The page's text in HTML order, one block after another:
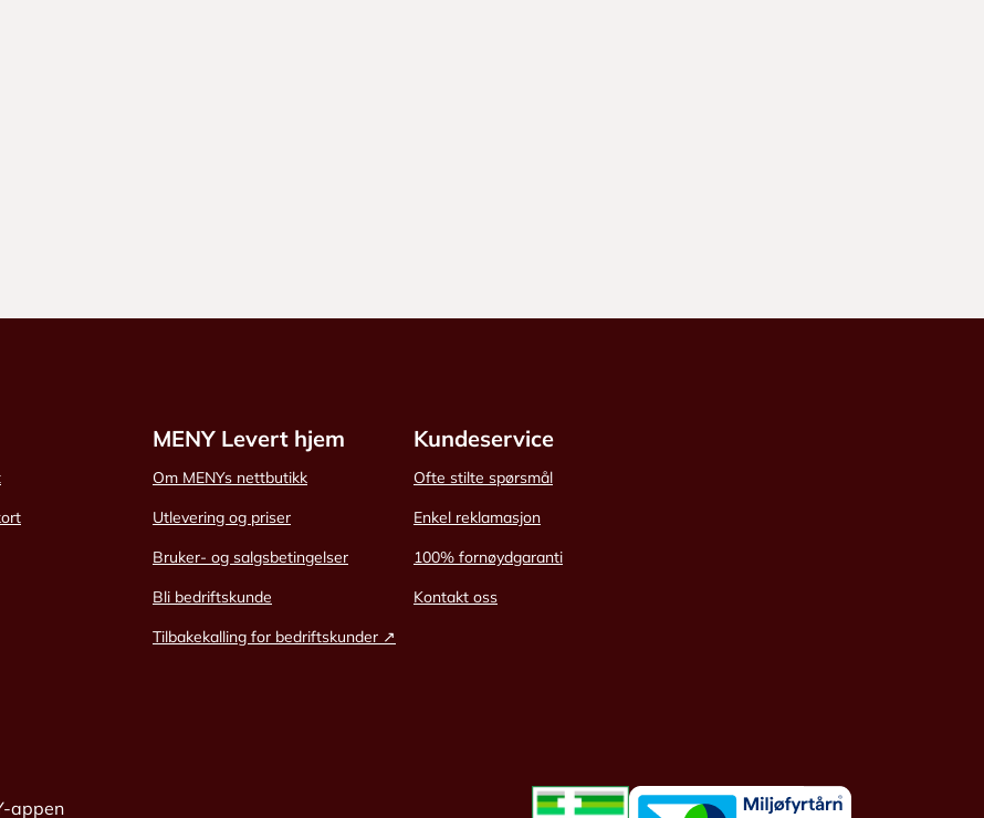
MENY Levert hjem
Om MENYs nettbutikk
Utlevering og priser
Bruker- og salgsbetingelser
Bli bedriftskunde
Tilbakekalling for bedriftskunder ↗
Kundeservice
Ofte stilte spørsmål
Enkel reklamasjon
100% fornøydgaranti
Kontakt oss
appen